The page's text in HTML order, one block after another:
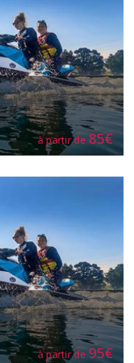
à partir de 85€
à partir de 95€